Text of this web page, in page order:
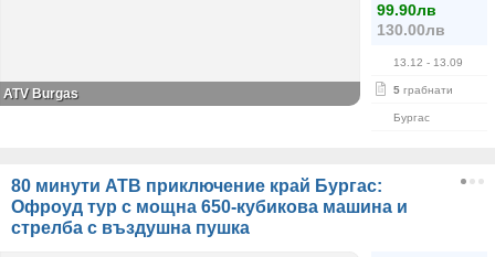
99.90лв
130.00лв
13.12 - 13.09
5 грабнати
Бургас
ATV Burgas
80 минути АТВ приключение край Бургас:
Офроуд тур с мощна 650-кубикова машина и
стрелба с въздушна пушка